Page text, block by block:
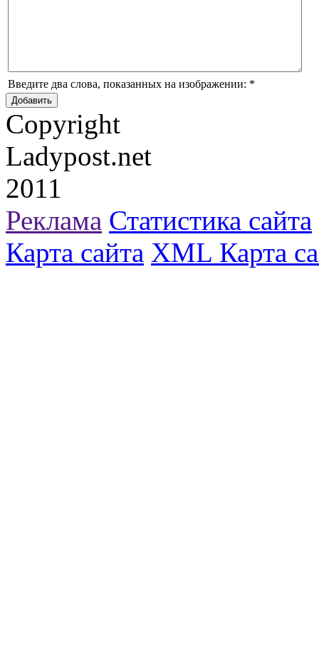
Введите два слова, показанных на изображении: *
Copyright
Ladypost.net
2011
Реклама Статистика сайта
Карта сайта XML Карта